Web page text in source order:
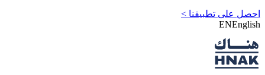
احصل على تطبيقنا >
ENEnglish